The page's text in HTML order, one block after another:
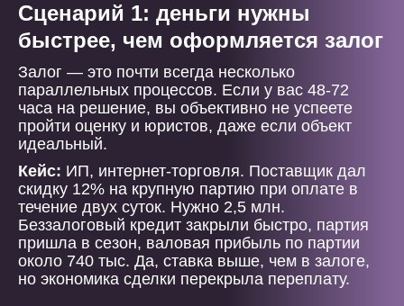
Сценарий 1: деньги нужны
быстрее, чем оформляется залог
Залог — это почти всегда несколько
параллельных процессов. Если у вас 48-72
часа на решение, вы объективно не успеете
пройти оценку и юристов, даже если объект
идеальный.
Кейс: ИП, интернет-торговля. Поставщик дал
скидку 12% на крупную партию при оплате в
течение двух суток. Нужно 2,5 млн.
Беззалоговый кредит закрыли быстро, партия
пришла в сезон, валовая прибыль по партии
около 740 тыс. Да, ставка выше, чем в залоге,
но экономика сделки перекрыла переплату.